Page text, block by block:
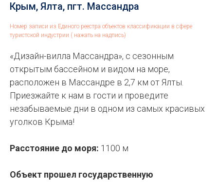
Крым, Ялта, пгт. Массандра
Номер записи из Единого реестра объектов классификации в сфере
туристской индустрии ( нажать на надпись)
«Дизайн-вилла Массандра», с сезонным
открытым бассейном и видом на море,
расположен в Массандре в 2,7 км от Ялты.
Приезжайте к нам в гости и проведите
незабываемые дни в одном из самых красивых
уголков Крыма!
Расстояние до моря: 1100 м
Объект прошел государственную